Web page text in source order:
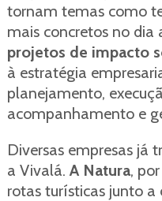
tornam temas como
mais concretos no dia
projetos de impacto
à estratégia
planejamento,
acompanhamento e
Diversas empresas já
a Vivalá. A Natura,
rotas turísticas junto